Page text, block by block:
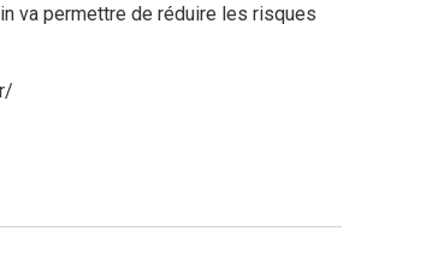
va permettre de réduire les risques